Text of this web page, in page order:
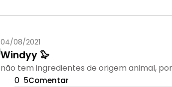
04/08/2021
Windyy 🦭
não tem ingredientes de origem animal,
0 5Comentar